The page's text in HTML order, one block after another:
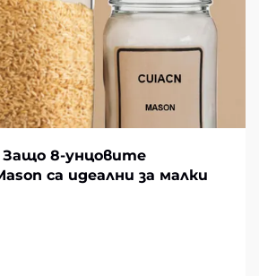
Защо 8-унцовите
са идеални за малки